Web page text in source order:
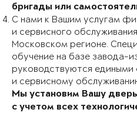
бригады или
С нами к Вашим услугам
и сервисного
Московском регионе.
обучение на базе завода-
руководствуются
и сервисному
Мы установим Вашу
с учетом всех